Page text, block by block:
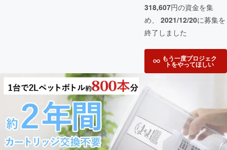
318,607円の資金を集
め、 2021/12/20に募集を
終了しました
もう一度プロジェク
トをやってほしい